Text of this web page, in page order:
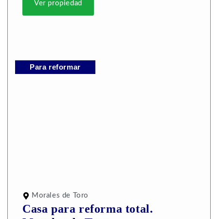
Ver propiedad
Para reformar
Morales de Toro
Casa para reforma total.